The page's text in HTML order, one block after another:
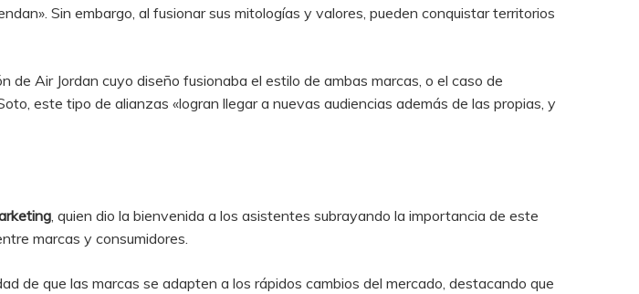
Sin embargo, al fusionar sus mitologías y valores, pueden conquistar territorios
Air Jordan cuyo diseño fusionaba el estilo de ambas marcas, o el caso de
este tipo de alianzas «logran llegar a nuevas audiencias además de las propias, y
, quien dio la bienvenida a los asistentes subrayando la importancia de este
marcas y consumidores.
de que las marcas se adapten a los rápidos cambios del mercado, destacando que